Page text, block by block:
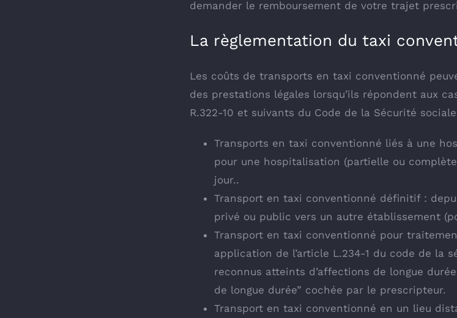
demander le remboursement de votre trajet
La règlementation du taxi
Les coûts de transports en taxi conventionné
des prestations légales lorsqu’ils répondent aux
R.322-10 et suivants du Code de la Sécurité sociale
Transports en taxi conventionné liés à une
pour une hospitalisation (partielle ou
jour..
Transport en taxi conventionné définitif :
privé ou public vers un autre établissement
Transport en taxi conventionné pour
application de l’article L.234-1 du code de la
reconnus atteints d’affections de longue
de longue durée” cochée par le prescripteur.
Transport en taxi conventionné en un lieu